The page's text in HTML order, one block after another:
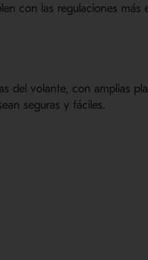
con las regulaciones más
del volante, con amplias
seguras y fáciles.